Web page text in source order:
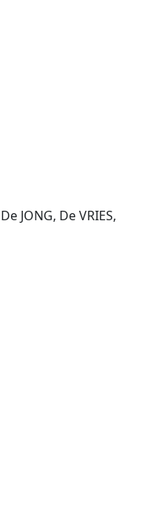
JONG, De VRIES,